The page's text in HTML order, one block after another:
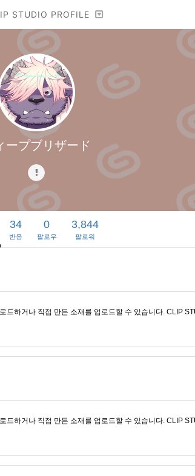
STUDIO PROFILE
ープブリザード
34
반응
0
팔로우
3,844
팔로워
하거나 직접 만든 소재를 업로드할 수 있습니다. CLIP
하거나 직접 만든 소재를 업로드할 수 있습니다. CLIP